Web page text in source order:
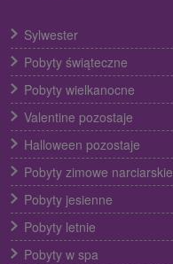
Sylwester
Pobyty świąteczne
Pobyty wielkanocne
Valentine pozostaje
Halloween pozostaje
Pobyty zimowe narciarskie
Pobyty jesienne
Pobyty letnie
Pobyty w spa